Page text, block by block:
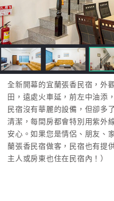
全新開幕的宜蘭張香民宿，外
田，遠處火車延，前左中油添
民宿沒有華麗的設備，但卻多
清潔，每間房都會特別用紫外
安心。如果您是情侶、朋友、
蘭張香民宿做客，民宿也有提
主人或房東也住在民宿內！）